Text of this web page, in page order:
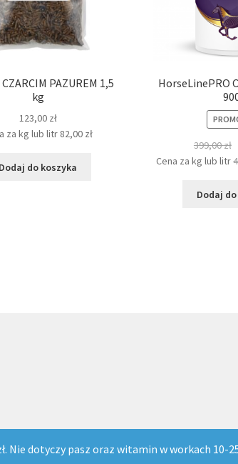
Nie dotyczy pasz oraz witamin w workach 10-
PAZUREM 1,5
kg
123,00 zł
za kg lub litr 82,00 zł
Dodaj do koszyka
HorseLinePRO
399,00zł
Cena za kg lub litr
Dodaj